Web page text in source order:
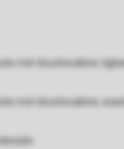
met douchecabine,
met douchecabine,